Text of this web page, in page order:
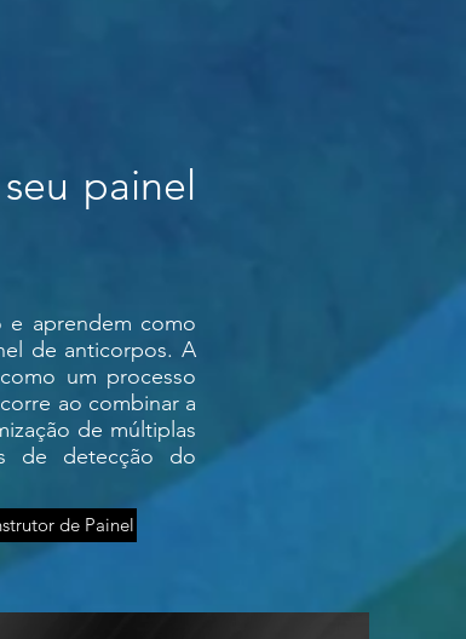
painel
e aprendem como
de anticorpos. A
um processo
ao combinar a
de múltiplas
de detecção do
de Painel